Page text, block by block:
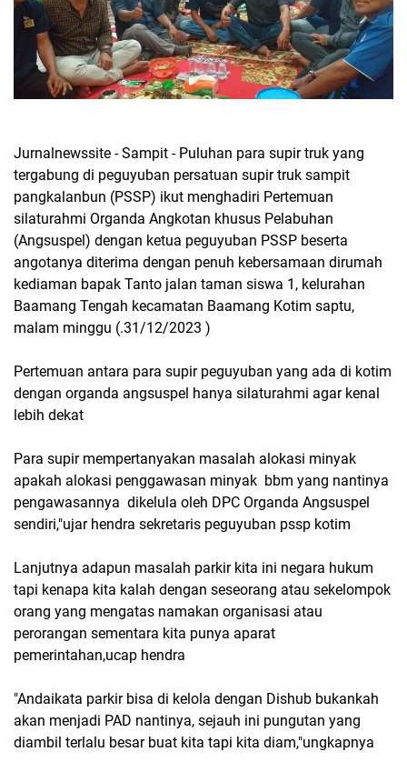
Jurnalnewssite - Sampit - Puluhan para supir truk yang
tergabung di peguyuban persatuan supir truk sampit
pangkalanbun (PSSP) ikut menghadiri Pertemuan
silaturahmi Organda Angkotan khusus Pelabuhan
(Angsuspel) dengan ketua peguyuban PSSP beserta
angotanya diterima dengan penuh kebersamaan dirumah
kediaman bapak Tanto jalan taman siswa 1, kelurahan
Baamang Tengah kecamatan Baamang Kotim saptu,
malam minggu (.31/12/2023 )
Pertemuan antara para supir peguyuban yang ada di kotim
dengan organda angsuspel hanya silaturahmi agar kenal
lebih dekat
Para supir mempertanyakan masalah alokasi minyak
apakah alokasi penggawasan minyak bbm yang nantinya
pengawasannya dikelula oleh DPC Organda Angsuspel
sendiri,"ujar hendra sekretaris peguyuban pssp kotim
Lanjutnya adapun masalah parkir kita ini negara hukum
tapi kenapa kita kalah dengan seseorang atau sekelompok
orang yang mengatas namakan organisasi atau
perorangan sementara kita punya aparat
pemerintahan,ucap hendra
"Andaikata parkir bisa di kelola dengan Dishub bukankah
akan menjadi PAD nantinya, sejauh ini pungutan yang
diambil terlalu besar buat kita tapi kita diam,"ungkapnya